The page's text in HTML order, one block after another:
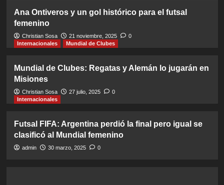
Ana Ontiveros y un gol histórico para el futsal
femenino
Christian Sosa 21 noviembre, 2025
0
Internacionales
Mundial de Clubes
Mundial de Clubes: Regatas y Alemán lo jugarán en
Misiones
Christian Sosa 27 julio, 2025
0
Internacionales
Futsal FIFA: Argentina perdió la final pero igual se
clasificó al Mundial femenino
admin 30 marzo, 2025 0